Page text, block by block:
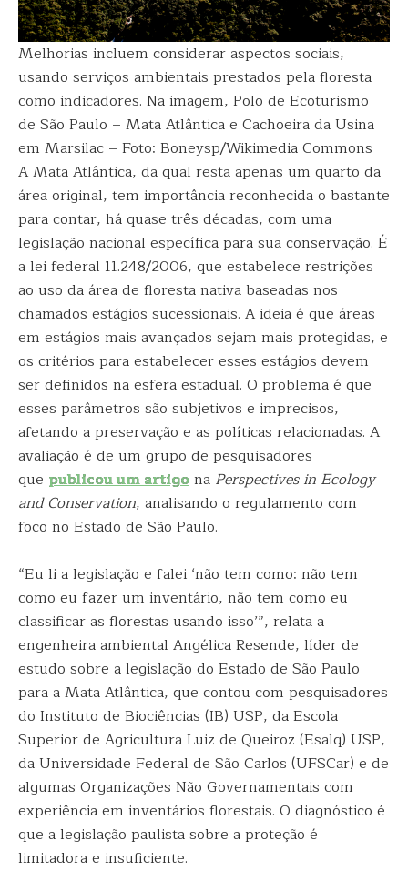
Melhorias incluem considerar aspectos sociais,
usando serviços ambientais prestados pela floresta
como indicadores. Na imagem, Polo de Ecoturismo
de São Paulo – Mata Atlântica e Cachoeira da Usina
em Marsilac – Foto: Boneysp/Wikimedia Commons
A Mata Atlântica, da qual resta apenas um quarto da
área original, tem importância reconhecida o bastante
para contar, há quase três décadas, com uma
legislação nacional específica para sua conservação. É
a lei federal 11.248/2006, que estabelece restrições
ao uso da área de floresta nativa baseadas nos
chamados estágios sucessionais. A ideia é que áreas
em estágios mais avançados sejam mais protegidas, e
os critérios para estabelecer esses estágios devem
ser definidos na esfera estadual. O problema é que
esses parâmetros são subjetivos e imprecisos,
afetando a preservação e as políticas relacionadas. A
avaliação é de um grupo de pesquisadores
que publicou um artigona Perspectives in Ecology
and Conservation, analisando o regulamento com
foco no Estado de São Paulo.
“Eu li a legislação e falei ‘não tem como: não tem
como eu fazer um inventário, não tem como eu
classificar as florestas usando isso’”, relata a
engenheira ambiental Angélica Resende, líder de
estudo sobre a legislação do Estado de São Paulo
para a Mata Atlântica, que contou com pesquisadores
do Instituto de Biociências (IB) USP, da Escola
Superior de Agricultura Luiz de Queiroz (Esalq) USP,
da Universidade Federal de São Carlos (UFSCar) e de
algumas Organizações Não Governamentais com
experiência em inventários florestais. O diagnóstico é
que a legislação paulista sobre a proteção é
limitadora e insuficiente.